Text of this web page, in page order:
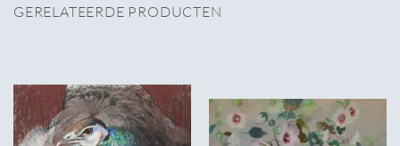
GERELATEERDE PRODUCTEN